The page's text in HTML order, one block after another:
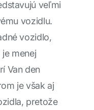
veľmi
vozidlu.
vozidlo,
menej
Van den
je však aj
pretože